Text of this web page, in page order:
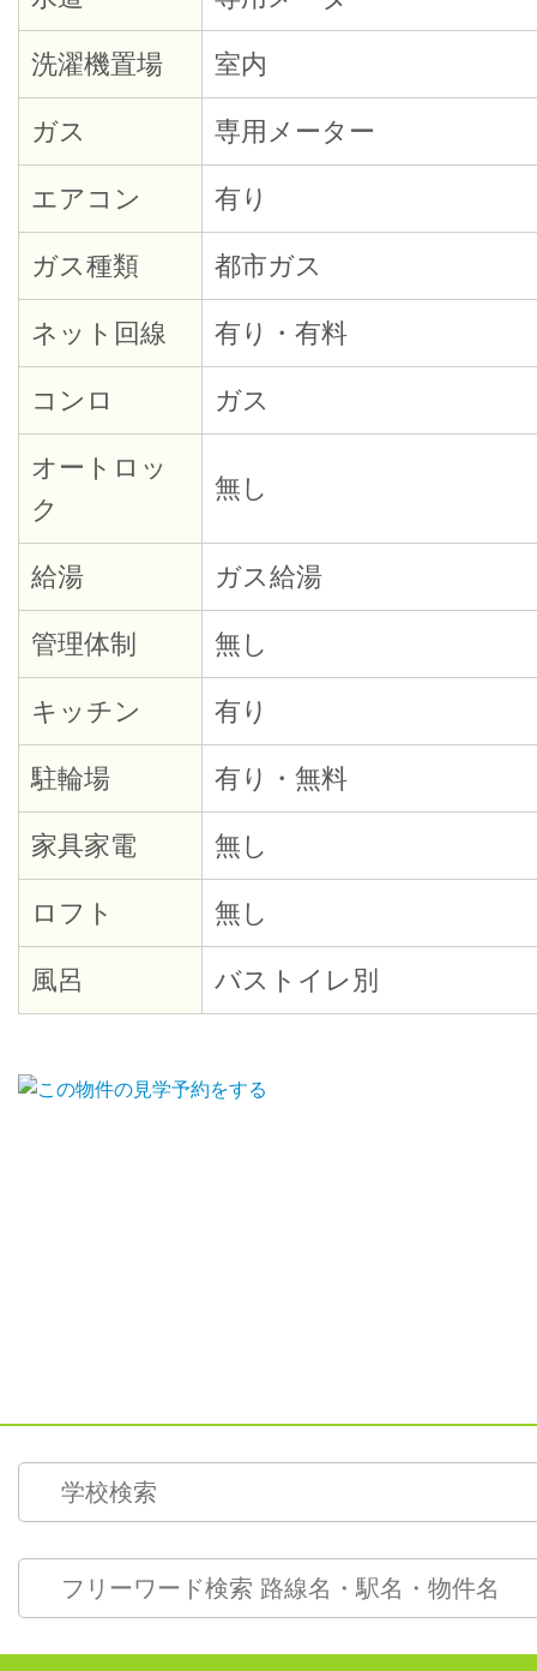
洗濯機置場 室内
ガス 専用メーター
エアコン 有り
ガス種類 都市ガス
ネット回線 有り・有料
コンロ ガス
オートロッ
ク
無し
給湯 ガス給湯
管理体制 無し
キッチン 有り
駐輪場 有り・無料
家具家電 無し
ロフト 無し
風呂 バストイレ別